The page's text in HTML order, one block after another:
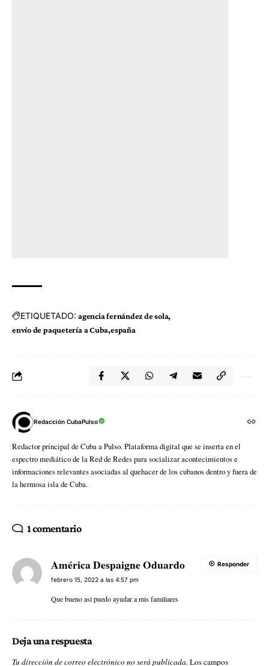
ETIQUETADO: agencia fernández de sola
envío de paquetería a Cuba españa
Redacción CubaPulso
Redactor principal de Cuba a Pulso. Plataforma digital que se inserta en el
espectro mediático de la Red de Redes para socializar acontecimientos e
informaciones relevantes asociadas al quehacer de los cubanos dentro y fuera de
la hermosa isla de Cuba.
1 comentario
América Despaigne Oduardo
febrero 15, 2022 a las 4:57 pm
Que bueno así puedo ayudar a mis familiares
Responder
Deja una respuesta
Tu dirección de correo electrónico no será publicada. Los campos